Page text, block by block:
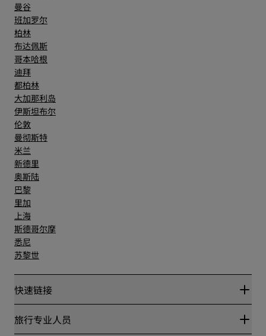
曼谷
班加罗尔
柏林
布达佩斯
哥本哈根
迪拜
都柏林
大加那利岛
伊斯坦布尔
伦敦
曼彻斯特
米兰
新德里
奥斯陆
巴黎
里加
上海
斯德哥尔摩
悉尼
苏黎世
快速链接
丽赏会
旅行专业人员